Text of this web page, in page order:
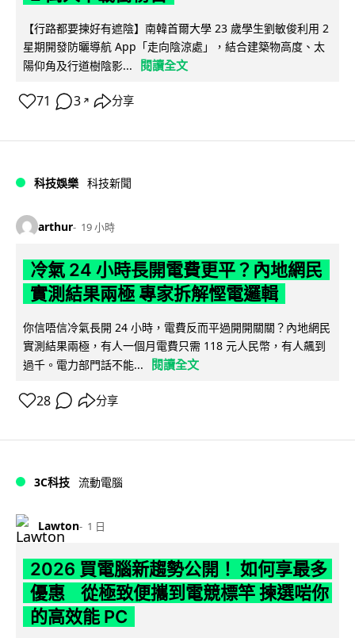
【行路都要揀好有遮陰】南韓首爾大學 23 歲學生劉敏俊利用 2
星期開發防曬導航 App「走向陰涼處」，結合建築物高度、太
陽仰角及行道樹陰影...
閱讀全文
71 3 ↗ 分享
科技娛樂 科技新聞
arthur 19 小時
冷氣 24 小時長開電費更平？內地網民
實測結果兩極 專家拆解慳電邏輯
你信唔信冷氣長開 24 小時，電費反而平過開開關關？內地網民
實測結果兩極，有人一個月電費只需 118 元人民幣，有人飆到
過千。電力部門話不能...
閱讀全文
28 分享
3C科技 流動電腦
Lawton 1 日
2026 買電腦新趨勢公開！ 如何享最多
優惠 從極致便攜到電競標竿 揀選啱你
的高效能 PC